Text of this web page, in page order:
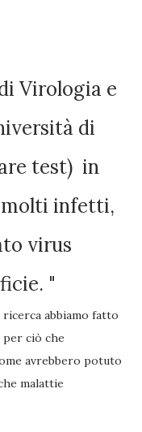
Virologia e
di
test) in
molti infetti,
virus
"
ricerca abbiamo fatto
ciò che
avrebbero potuto
malattie